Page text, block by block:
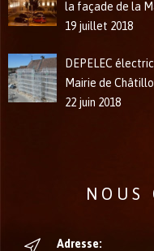
la façade de la
19 juillet 2018
DEPELEC
Mairie de
22 juin 2018
NOUS
Adresse: